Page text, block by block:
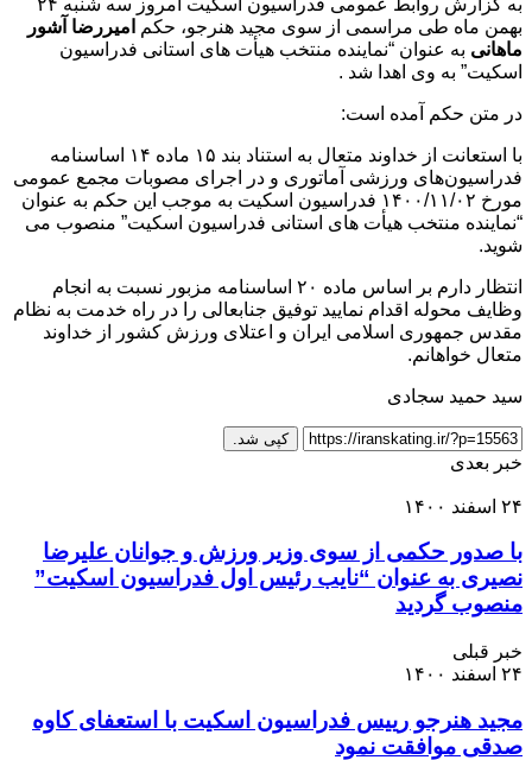
بهمن ماه طی مراسمی از سوی مجید هنرجو، حکم
امیررضا آشور
ماهانی به عنوان “نماینده منتخب هیأت های استانی فدراسیون
اسکیت” به وی اهدا شد .
در متن حکم آمده است:
با استعانت از خداوند متعال به استناد بند ۱۵ ماده ۱۴ اساسنامه
فدراسیون‌های ورزشی آماتوری و در اجرای مصوبات مجمع عمومی
مورخ ۱۴۰۰/۱۱/۰۲ فدراسیون اسکیت به موجب این حکم به عنوان
“نماینده منتخب هیأت های استانی فدراسیون اسکیت” منصوب می
شوید.
انتظار دارم بر اساس ماده ۲۰ اساسنامه مزبور نسبت به انجام
وظایف محوله اقدام نمایید توفیق جنابعالی را در راه خدمت به نظام
مقدس جمهوری اسلامی ایران و اعتلای ورزش کشور از خداوند
متعال خواهانم.
سید حمید سجادی
کپی شد.
خبر بعدی
۲۴ اسفند ۱۴۰۰
با صدور حکمی از سوی وزیر ورزش و جوانان علیرضا
نصیری به عنوان “نایب رئیس اول فدراسیون اسکیت”
منصوب گردید
خبر قبلی
۲۴ اسفند ۱۴۰۰
مجید هنرجو رییس فدراسیون اسکیت با استعفای کاوه
صدقی موافقت نمود